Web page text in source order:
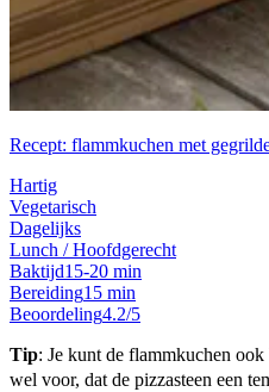
Recept: flammkuchen met
Hartig
Vegetarisch
Dagelijks
Lunch / Hoofdgerecht
Baktijd15-20 min
Bereiding15 min
Beoordeling4.2/5
Tip: Je kunt de flammkuchen
wel voor, dat de pizzasteen een